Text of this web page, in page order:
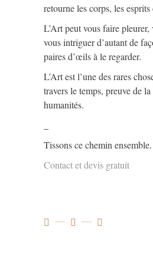
retourne les corps, les
L’Art peut vous faire pleurer,
vous intriguer d’autant de
paires d’œils à le regarder.
L’Art est l’une des rares
travers le temps, preuve de
humanités.
Tissons ce chemin ensemble.
Contact et devis gratuit